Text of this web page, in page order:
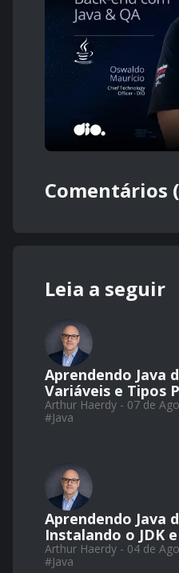
Comentários
Leia a seguir
Aprendendo Java
Variáveis e Tipos
Arthur Haerdy - 07 de
#Java
Aprendendo Java
Instalando o JDK
Arthur Haerdy - 04 de
#Java